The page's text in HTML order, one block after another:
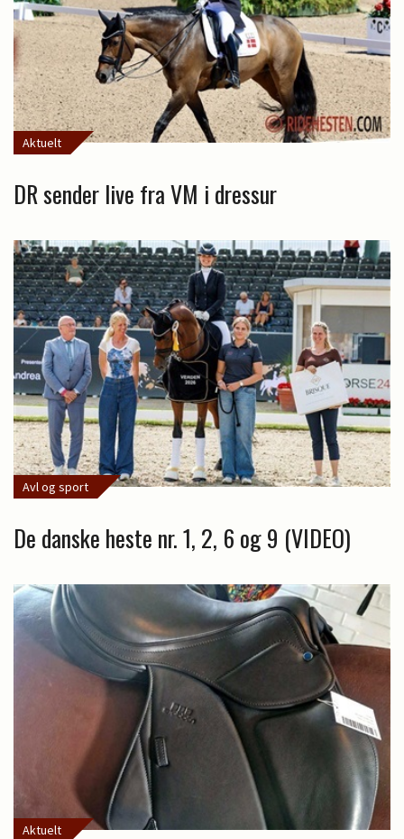
Aktuelt
DR sender live fra VM i dressur
Avl og sport
De danske heste nr. 1, 2, 6 og 9 (VIDEO)
Aktuelt